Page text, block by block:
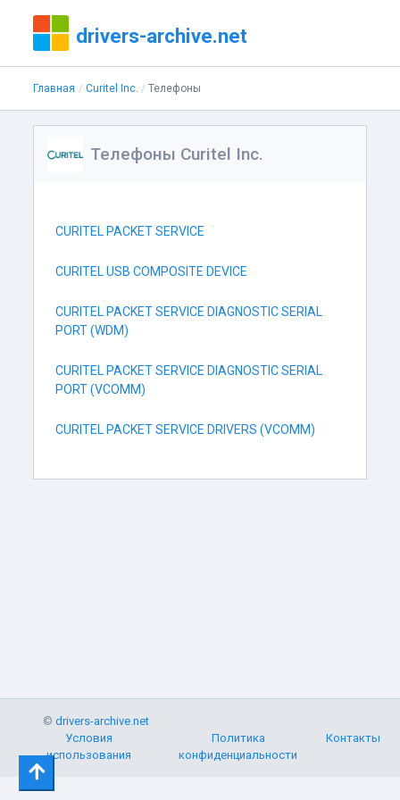
drivers-archive.net
Главная Curitel Inc. Телефоны
Телефоны Curitel Inc.
CURITEL PACKET SERVICE
CURITEL USB COMPOSITE DEVICE
CURITEL PACKET SERVICE DIAGNOSTIC SERIAL
PORT (WDM)
CURITEL PACKET SERVICE DIAGNOSTIC SERIAL
PORT (VCOMM)
CURITEL PACKET SERVICE DRIVERS (VCOMM)
©drivers-archive.net
Условия
использования
Политика
конфиденциальности
Контакты